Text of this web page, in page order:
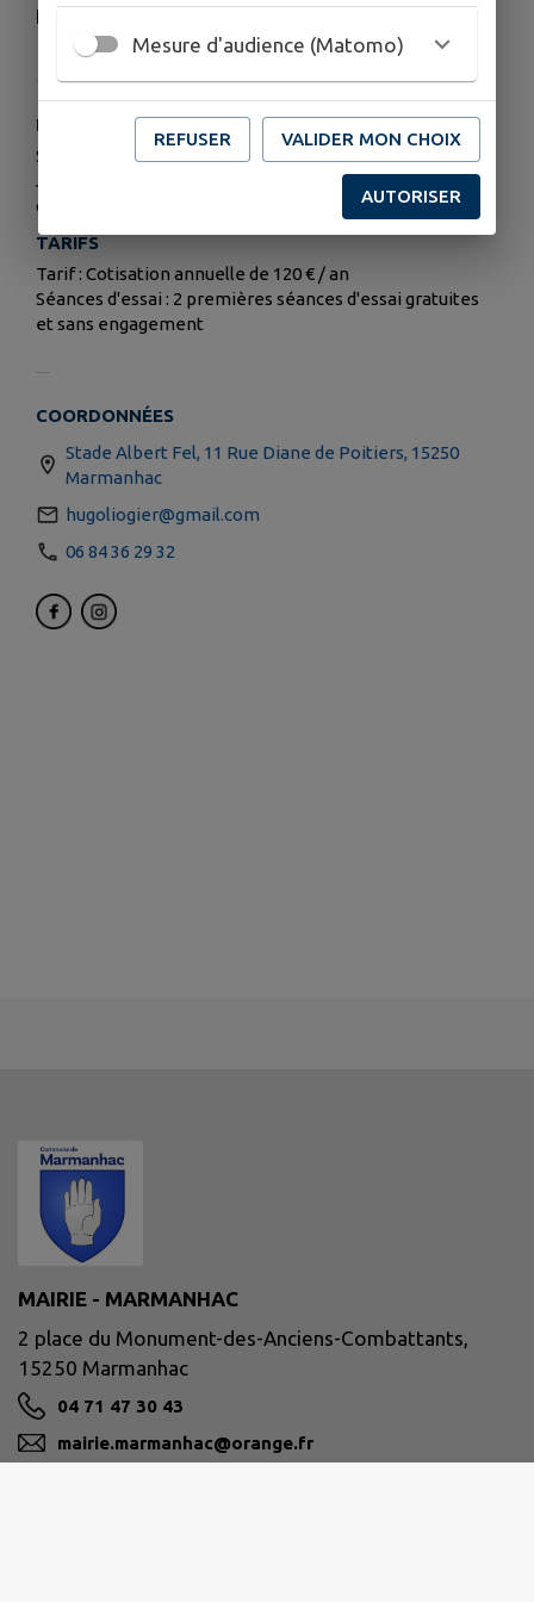
Président :
HORAIRES
Septembre à juin : le dimanche de 10h00 à 11h00
Juillet à août : de 9h00 à 10h00 durant la période de forte
chaleur
TARIFS
Tarif : Cotisation annuelle de 120 € / an
Séances d'essai : 2 premières séances d'essai gratuites
et sans engagement
COORDONNÉES
Stade Albert Fel, 11 Rue Diane de Poitiers, 15250
Marmanhac
hugoliogier@gmail.com
06 84 36 29 32
MAIRIE - MARMANHAC
2 place du Monument-des-Anciens-Combattants,
15250 Marmanhac
04 71 47 30 43
mairie.marmanhac@orange.fr
Mesure d'audience (Matomo)
REFUSER VALIDER MON CHOIX
AUTORISER